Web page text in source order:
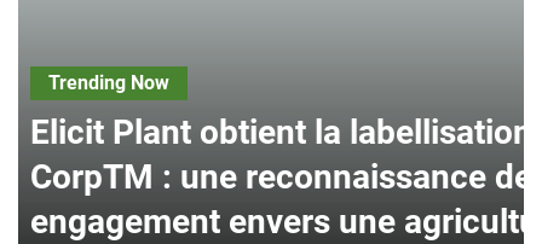
Trending Now
Elicit Plant obtient la labellisation
CorpTM : une reconnaissance de
engagement envers une